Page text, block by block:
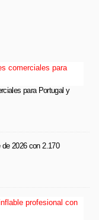
para Portugal y
2026 con 2.170